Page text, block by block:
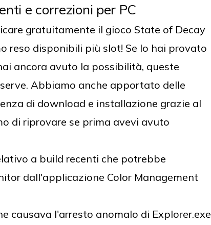
e correzioni per PC
gratuitamente il gioco State of Decay
reso disponibili più slot! Se lo hai provato
ancora avuto la possibilità, queste
Abbiamo anche apportato delle
di download e installazione grazie al
di riprovare se prima avevi avuto
a build recenti che potrebbe
dall'applicazione Color Management
causava l'arresto anomalo di Explorer.exe